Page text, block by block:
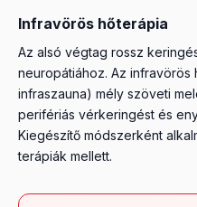
Infravörös hőterápia
Az alsó végtag rossz
neuropátiához. Az infravörös
infraszauna) mély szöveti
perifériás vérkeringést és
Kiegészítő módszerként
terápiák mellett.